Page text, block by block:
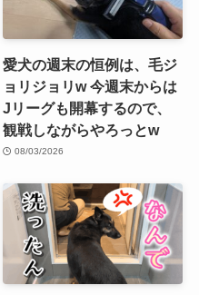
愛犬の週末の恒例は、毛ジ
ョリジョリw 今週末からは
Jリーグも開幕するので、
観戦しながらやろっとw
08/03/2026